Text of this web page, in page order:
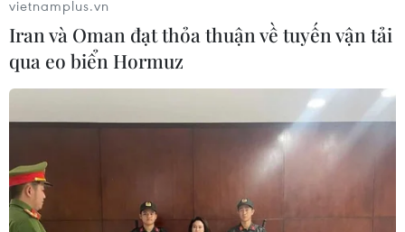
vietnamplus.vn
Iran và Oman đạt thỏa thuận về tuyến vận tải
qua eo biển Hormuz